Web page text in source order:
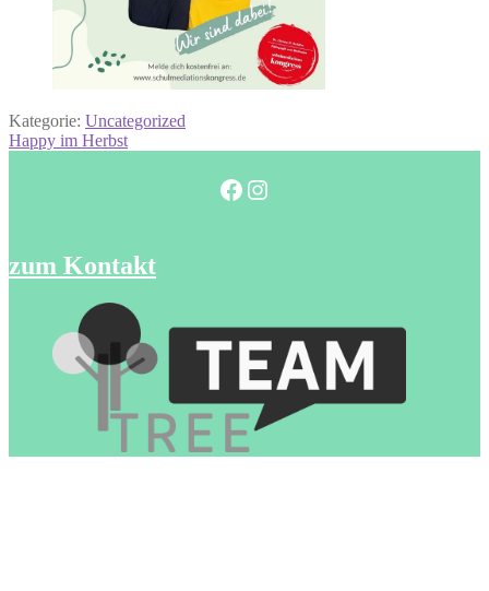
Kategorie: Uncategorized
Beitragsnavigation
Vorheriger
Happy im Herbst
Facebook
Instagram
zum Kontakt